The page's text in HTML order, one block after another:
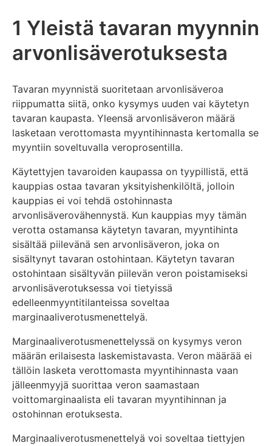
1 Yleistä tavaran myynnin
arvonlisäverotuksesta
Tavaran myynnistä suoritetaan arvonlisäveroa
riippumatta siitä, onko kysymys uuden vai käytetyn
tavaran kaupasta. Yleensä arvonlisäveron määrä
lasketaan verottomasta myyntihinnasta kertomalla se
myyntiin soveltuvalla veroprosentilla.
Käytettyjen tavaroiden kaupassa on tyypillistä, että
kauppias ostaa tavaran yksityishenkilöltä, jolloin
kauppias ei voi tehdä ostohinnasta
arvonlisäverovähennystä. Kun kauppias myy tämän
verotta ostamansa käytetyn tavaran, myyntihinta
sisältää piilevänä sen arvonlisäveron, joka on
sisältynyt tavaran ostohintaan. Käytetyn tavaran
ostohintaan sisältyvän piilevän veron poistamiseksi
arvonlisäverotuksessa voi tietyissä
edelleenmyyntitilanteissa soveltaa
marginaaliverotusmenettelyä.
Marginaaliverotusmenettelyssä on kysymys veron
määrän erilaisesta laskemistavasta. Veron määrää ei
tällöin lasketa verottomasta myyntihinnasta vaan
jälleenmyyjä suorittaa veron saamastaan
voittomarginaalista eli tavaran myyntihinnan ja
ostohinnan erotuksesta.
Marginaaliverotusmenettelyä voi soveltaa tiettyjen